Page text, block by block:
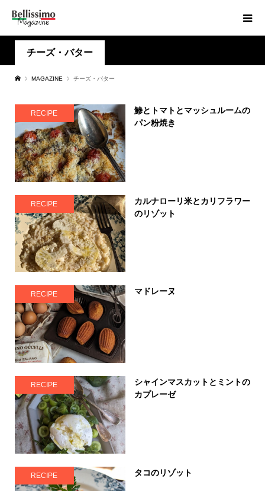
チーズ・バター
MAGAZINE チーズ・バター
RECIPE
鯵とトマトとマッシュルームの
パン粉焼き
RECIPE
カルナローリ米とカリフラワー
のリゾット
RECIPE マドレーヌ
RECIPE
シャインマスカットとミントの
カプレーゼ
RECIPE タコのリゾット